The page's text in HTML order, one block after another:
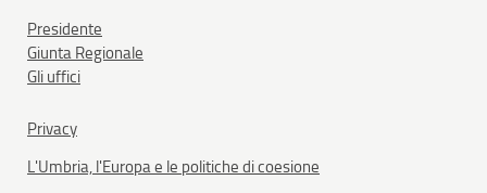
Presidente
Giunta Regionale
Gli uffici
Privacy
L'Umbria, l'Europa e le politiche di coesione